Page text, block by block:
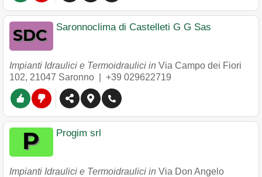
Saronnoclima di Castelleti G G Sas
Impianti Idraulici e Termoidraulici in Via Campo dei Fiori
102, 21047 Saronno +39 029622719
Progim srl
Impianti Idraulici e Termoidraulici in Via Don Angelo